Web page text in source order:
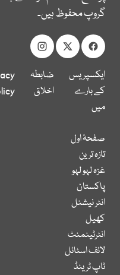
گروپ محفوظ ہیں۔
ایکسپریس
کے بارے
میں
ضابطہ
اخلاق
صفحۂ اول
تازہ ترین
غزہ لہو لہو
پاکستان
انٹر نیشنل
کھیل
انٹرٹینمنٹ
لائف اسٹائل
ٹاپ ٹرینڈ